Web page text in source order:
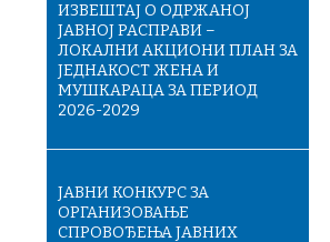
ИЗВЕШТАЈ О ОДРЖАНОЈ
ЈАВНОЈ РАСПРАВИ –
ЛОКАЛНИ АКЦИОНИ ПЛАН ЗА
ЈЕДНАКОСТ ЖЕНА И
МУШКАРАЦА ЗА ПЕРИОД
2026-2029
ЈАВНИ КОНКУРС ЗА
ОРГАНИЗОВАЊЕ
СПРОВОЂЕЊА ЈАВНИХ